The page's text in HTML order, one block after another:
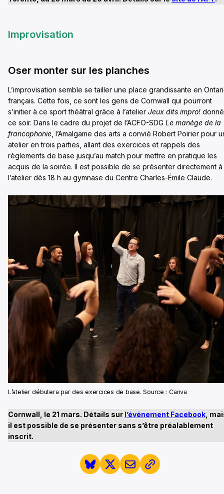
Improvisation
Oser monter sur les planches
L’improvisation semble se tailler une place grandissante en
français. Cette fois, ce sont les gens de Cornwall qui pourront
s’initier à ce sport théâtral grâce à l’atelier Jeux dits impro! donné
ce soir. Dans le cadre du projet de l’ACFO-SDG Le manège de la
francophonie , l’Amalgame des arts a convié Robert Poirier pour
atelier en trois parties, allant des exercices et rappels des
règlements de base jusqu’au match pour mettre en pratique les
acquis de la soirée. Il est possible de se présenter directement à
l’atelier dès 18 h au gymnase du Centre Charles-Émile Claude.
L’atelier débutera par des exercices de base. Source : Canva
Cornwall, le 21 mars. Détails sur l’événement Facebook ,
il est possible de se présenter sans s’être préalablement
inscrit.